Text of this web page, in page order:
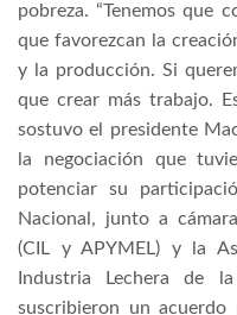
pobreza. “Tenemos que
que favorezcan la
y la producción. Si
que crear más trabajo.
sostuvo el presidente
la negociación que
potenciar su
Nacional, junto a
(CIL y APYMEL) y la
Industria Lechera de la
suscribieron un